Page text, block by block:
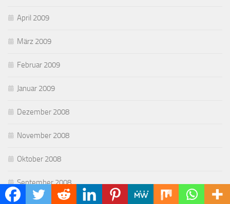
April 2009
März 2009
Februar 2009
Januar 2009
Dezember 2008
November 2008
Oktober 2008
September 2008